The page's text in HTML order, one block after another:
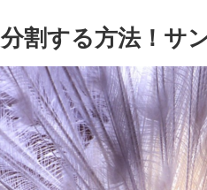
割する方法！サ